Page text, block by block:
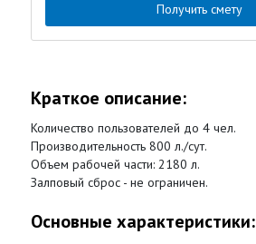
Получить смету
Краткое описание:
Количество пользователей до 4 чел.
Производительность 800 л./сут.
Объем рабочей части: 2180 л.
Залповый сброс - не ограничен.
Основные характеристики: